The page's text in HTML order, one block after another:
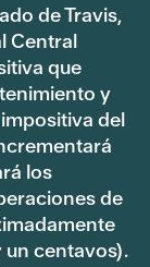
de Travis,
Central
que
y
del
los
de
centavos).